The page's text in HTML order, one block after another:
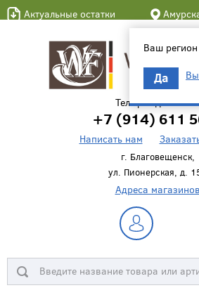
Актуальные остатки
Ваш регион
Да
Телефон для связи
+7 (914) 611
Написать нам
г. Благовещенск,
ул. Пионерская, д.
Адреса магазинов